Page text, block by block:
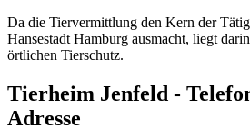
Da die Tiervermittlung den Kern der
Hansestadt Hamburg ausmacht, liegt
örtlichen Tierschutz.
Tierheim Jenfeld -
Adresse